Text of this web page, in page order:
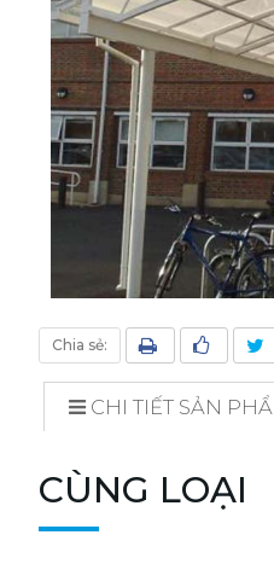
Chia sẻ:
CHI TIẾT SẢN
CÙNG LOẠI